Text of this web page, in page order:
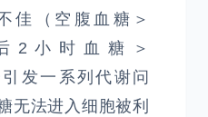
佳（空腹血糖＞
2小时血糖＞
发一系列代谢问
无法进入细胞被利